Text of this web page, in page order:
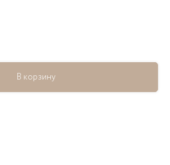
В корзину